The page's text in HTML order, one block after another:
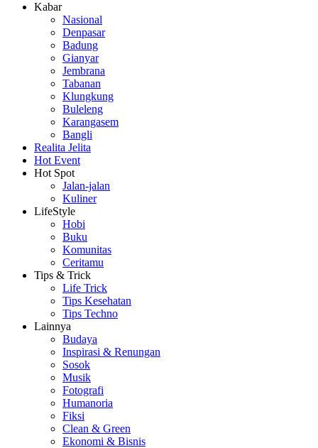
Kabar
Nasional
Denpasar
Badung
Gianyar
Jembrana
Tabanan
Klungkung
Buleleng
Karangasem
Bangli
Realita Jelita
Hot Event
Hot Spot
Jalan-jalan
Kuliner
LifeStyle
Hobi
Buku
Komunitas
Ceritamu
Tips & Trick
Life Trick
Tips Kesehatan
Tips Techno
Lainnya
Budaya
Inspirasi & Renungan
Sosok
Musik
Fotografi
Humanoria
Fiksi
Clean & Green
Ekonomi & Bisnis